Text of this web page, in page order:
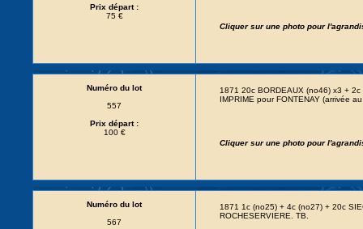
Prix départ :
75 €
Cliquer sur une photo pour
Numéro du lot
557
Prix départ :
100 €
1871 20c BORDEAUX (no46) x3 +
IMPRIME pour FONTENAY (arrivée
Cliquer sur une photo pour
Numéro du lot
567
1871 1c (no25) + 4c (no27) + 20c
ROCHESERVIERE. TB.